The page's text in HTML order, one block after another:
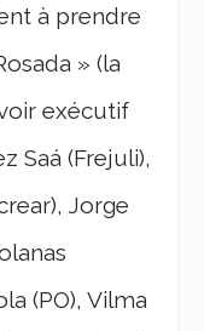
à prendre
» (la
exécutif
Saá (Frejuli),
Jorge
(PO), Vilma